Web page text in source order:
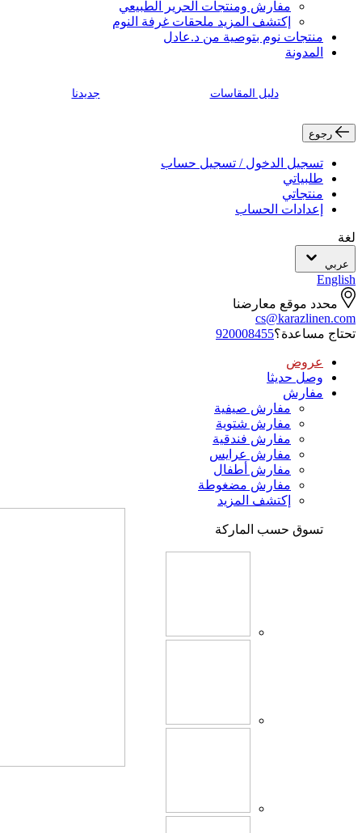
مفارش ومنتجات الحرير الطبيعي
إكتشف المزيد ملحقات غرفة النوم
منتجات نوم بتوصية من د.عادل
المدونة
دليل المقاسات جديدنا
رجوع
تسجيل الدخول / تسجيل حساب
طلبياتي
منتجاتي
إعدادات الحساب
لغة
عربي
English
محدد موقع معارضنا
cs@karazlinen.com
تحتاج مساعدة؟920008455
عروض
وصل حديثا
مفارش
مفارش صيفية
مفارش شتوية
مفارش فندقية
مفارش عرايس
مفارش أطفال
مفارش مضغوطة
إكتشف المزيد
تسوق حسب الماركة